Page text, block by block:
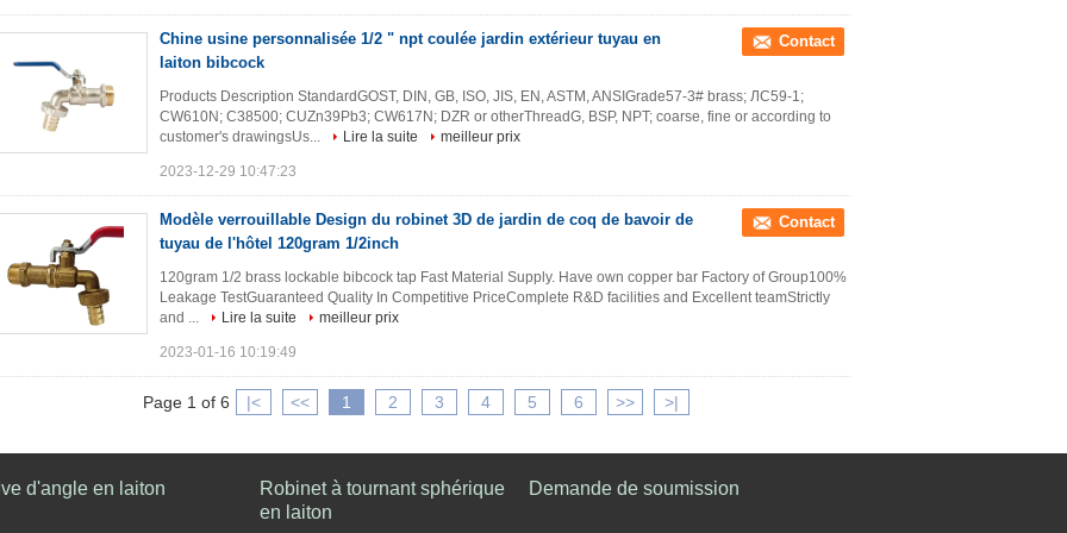
Chine usine personnalisée 1/2 " npt coulée jardin extérieur tuyau en
laiton bibcock
Contact
Products Description StandardGOST, DIN, GB, ISO, JIS, EN, ASTM, ANSIGrade57-3# brass; ЛС59-1;
CW610N; С38500; CUZn39Pb3; CW617N; DZR or otherThreadG, BSP, NPT; coarse, fine or according to
customer's drawingsUs...
Lire la suite meilleur prix
2023-12-29 10:47:23
Modèle verrouillable Design du robinet 3D de jardin de coq de bavoir de
tuyau de l'hôtel 120gram 1/2inch
Contact
120gram 1/2 brass lockable bibcock tap​ Fast Material Supply. Have own copper bar Factory of Group100%
Leakage TestGuaranteed Quality In Competitive PriceComplete R&D facilities and Excellent teamStrictly
and ...
Lire la suite meilleur prix
2023-01-16 10:19:49
Page 1 of 6 |< << 1 2 3 4 5 6 >> >|
d'angle en laiton
Robinet à tournant sphérique
en laiton
Demande de soumission